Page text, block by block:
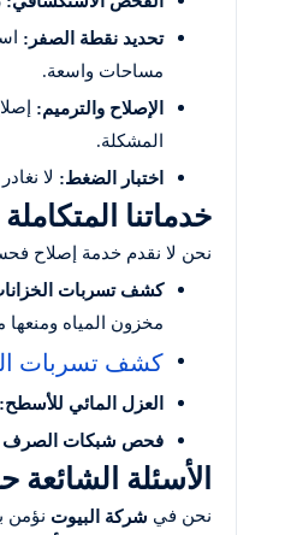
تحديد نقطة الصفر:
مساحات واسعة.
الإصلاح والترميم:
المشكلة.
اختبار الضغط: لا
خدماتنا
نحن لا نقدم خدمة إصلاح
كشف تسربات
مخزون المياه ومنعها
كشف تسربات
العزل المائي للأسطح:
فحص شبكات الصرف
الأسئلة
نحن في شركة البيوت نؤمن